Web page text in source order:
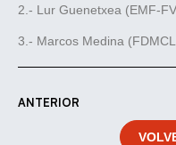
2.- Lur Guenetxea (EMF-
3.- Marcos Medina
ANTERIOR